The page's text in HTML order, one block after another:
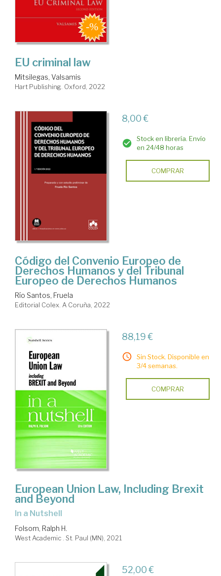
EU criminal law
Mitsilegas, Valsamis
Hart Publishing. Oxford, 2022
8,00 €
Stock en librería. Envío
en 24/48 horas
COMPRAR
Código del Convenio Europeo de
Derechos Humanos y del Tribunal
Europeo de Derechos Humanos
Río Santos, Fruela
Editorial Colex. A Coruña, 2022
88,19 €
Sin Stock. Disponible en
3/4 semanas.
COMPRAR
European Union Law, Including Brexit
and Beyond
in a Nutshell
Folsom, Ralph H.
West Academic . St. Paul (MN), 2021
52,00 €